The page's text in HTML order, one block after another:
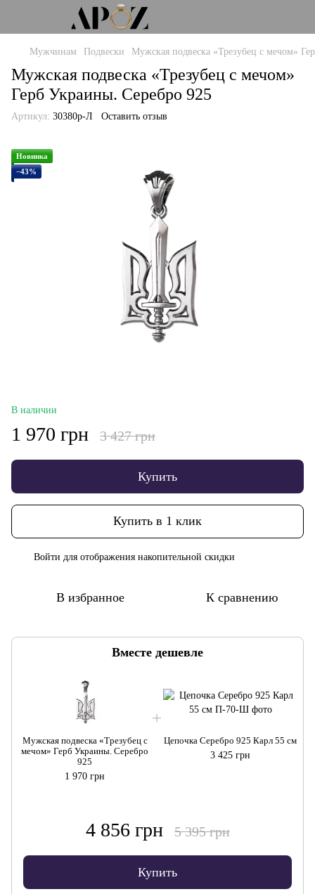
Мужчинам Подвески Мужская подвеска «Трезубец с мечом»
Мужская подвеска «Трезубец с мечом»
Герб Украины. Серебро 925
Артикул: 30380р-Л Оставить отзыв
Новинка
−43%
В наличии
1 970 грн 3 427 грн
Купить
Купить в 1 клик
Войти для отображения накопительной скидки
В избранное К сравнению
Вместе дешевле
Мужская подвеска «Трезубец с
мечом» Герб Украины. Серебро
925
1 970 грн
Цепочка Серебро 925 Карл 55 см
3 425 грн
4 856 грн 5 395 грн
Купить